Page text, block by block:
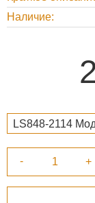
Наличие
LS848-2114